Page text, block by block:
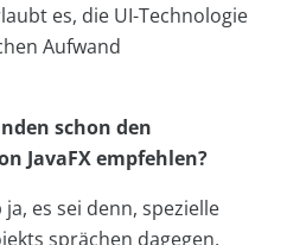
es, die UI-Technologie
Aufwand
schon den
JavaFX empfehlen?
es sei denn, spezielle
sprächen dagegen,